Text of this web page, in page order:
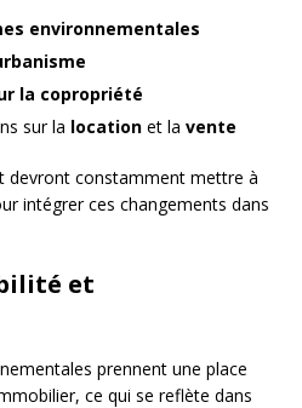
environnementales
la copropriété
sur la location et la vente
devront constamment mettre à
intégrer ces changements dans
et
prennent une place
ce qui se reflète dans